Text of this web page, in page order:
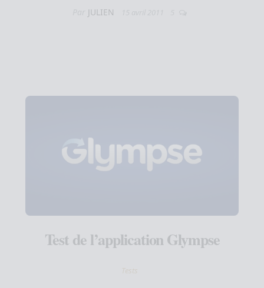
JULIEN
Test de l’application Glympse
Tests